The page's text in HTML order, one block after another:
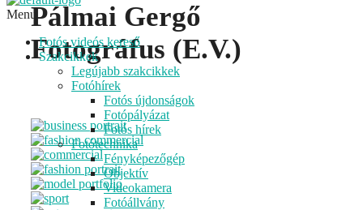
Menu
Fotós videós kereső
Szakcikkek
Legújabb szakcikkek
Fotóhírek
Fotós újdonságok
Fotópályázat
Fotós hírek
Fotótechnika
Fényképezőgép
Objektív
Videokamera
Fotóállvány
Pálmai Gergő
Fotográfus (E.V.)